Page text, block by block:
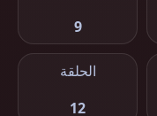
9
الحلقة
12